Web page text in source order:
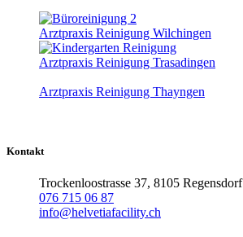
Arztpraxis Reinigung Wilchingen
Arztpraxis Reinigung Trasadingen
Arztpraxis Reinigung Thayngen
Kontakt
Trockenloostrasse 37, 8105 Regensdorf
076 715 06 87
info@helvetiafacility.ch